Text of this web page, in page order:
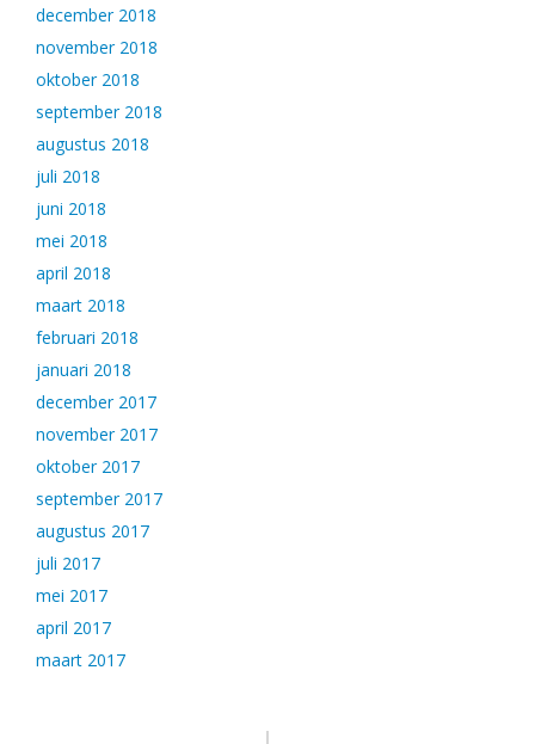
december 2018
november 2018
oktober 2018
september 2018
augustus 2018
juli 2018
juni 2018
mei 2018
april 2018
maart 2018
februari 2018
januari 2018
december 2017
november 2017
oktober 2017
september 2017
augustus 2017
juli 2017
mei 2017
april 2017
maart 2017